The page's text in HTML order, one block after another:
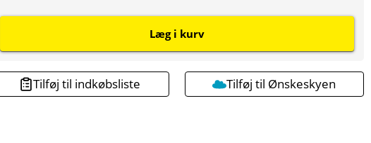
Læg i kurv
Tilføj til indkøbsliste Tilføj til Ønskeskyen